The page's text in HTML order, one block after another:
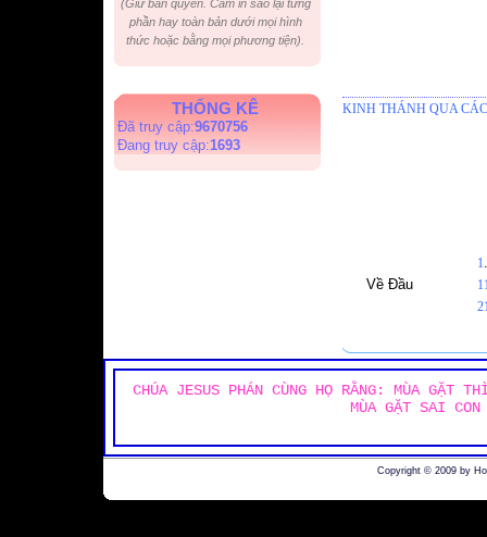
(Giữ bản quyền. Cấm in sao lại từng
phần hay toàn bản dưới mọi hình
thức hoặc bằng mọi phương tiện).
THỐNG KÊ
Đã truy cập:9670756
Đang truy cập:1693
KINH THÁNH QUA
Về Đầu
1.
CHÚA JESUS PHÁN CÙNG HỌ RẰNG: MÙA GẶT
MÙA GẶT SAI
Copyright © 2009 by